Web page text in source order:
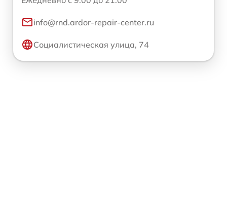
info@rnd.ardor-repair-center.ru
Социалистическая улица, 74